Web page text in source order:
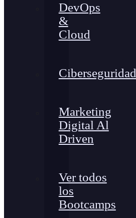
DevOps
&
Cloud
Ciberseguridad
Marketing
Digital Al
Driven
Ver todos
los
Bootcamps